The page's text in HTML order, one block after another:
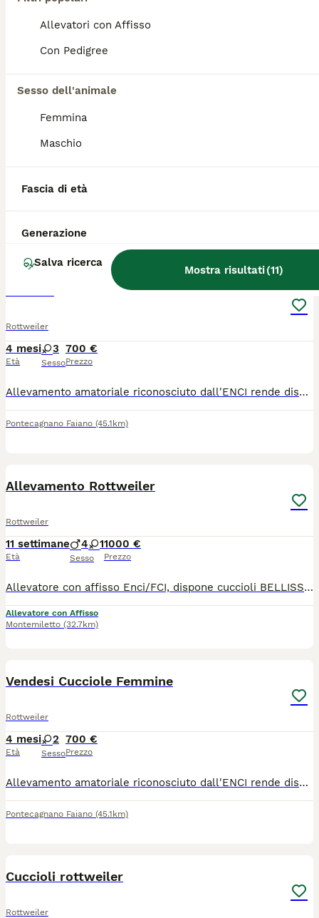
Allevatori con Affisso
Con Pedigree
Sesso dell'animale
Femmina
Maschio
Fascia di età
Generazione
Salva ricerca
Mostra risultati(11)
(1.5km)
Rottweiler
4 mesi
Età
3
Sesso
700 €
Prezzo
Allevamento amatoriale riconosciuto dall'ENCI rende disponibili 3 splendide femmine di Rottweiler, equilibrate, affettuose e con ottime linee di sangue. Ideali per famiglia, compagnia e attività cinofile. Intelligenti, protettive e molto legate alle persone che amano: compagne fedeli per tutta la vita. Si vendono con: -pedigree importante -ottimo carattere -microchip inserito -libretto sanitario con vaccini Genitori plurivincitori vincitori in Europa, equilibrati e con test genetici ufficiali e adatti alla riproduzione.
Pontecagnano Faiano (45.1km)
Allevamento Rottweiler
Rottweiler
11 settimane
Età
4 1
Sesso
1000 €
Prezzo
Allevatore con affisso Enci/FCI, dispone cuccioli BELLISSIMI E SENZA DIFETTI GENETICI Chiusura denti perfetta Focature bellissime Occhio e pigmentazione scura Da EXPO DI BELLEZZA E LAVORO IN Genetica ci sono molti Campioni che hanno lasciato il segno nella razza Nonni diretti Ch w Vitus vom hause neubrand Ch w Varus von der bleichstrasse Ch ADRK/VDH KS VV1 BOB 2010 KS VV1 BOB 2011 GRINGO VOM OBERPFALZER WALD MULTI CH KS VV1 CAC BRANDO MONS MILITUM VERRANNO CONSEGNATI CON AFFISSO ENCI/FCI LIBRETTO SANITARIO MICROCIP TRATTAMENTO ANTIPARASSITARIO 3 TRATTAMENTI SVERMICAZIONI CERTIFICATO DI ALLEVAMENTO PEDIGREE ENCI/FCI CON AFFISSO LETTERA K
Allevatore con Affisso
Montemiletto (32.7km)
Vendesi Cucciole Femmine
Rottweiler
4 mesi
Età
2
Sesso
700 €
Prezzo
Allevamento amatoriale riconosciuto dall'ENCI rende disponibili 2 splendide femmine di Rottweiler, equilibrate, affettuose e con ottime linee di sangue. Ideali per famiglia, compagnia e attività cinofile. Intelligenti, protettive e molto legate alle persone che amano: compagne fedeli per tutta la vita. Si vendono con: -pedigree importante -ottimo carattere -microchip inserito -libretto sanitario con vaccini Genitori plurivincitori vincitori in Europa, equilibrati e con test genetici ufficiali e adatti alla riproduzione.
Pontecagnano Faiano (45.1km)
Cuccioli rottweiler
Rottweiler